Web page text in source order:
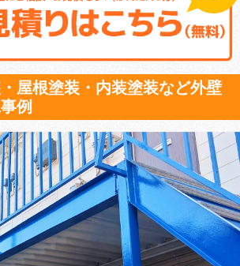
屋根塗装・内装塗装など外壁
例